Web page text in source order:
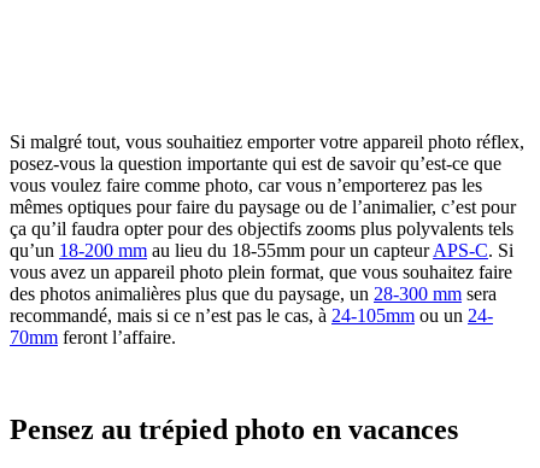
Si malgré tout, vous souhaitiez emporter votre appareil photo réflex,
posez-vous la question importante qui est de savoir qu’est-ce que
vous voulez faire comme photo, car vous n’emporterez pas les
mêmes optiques pour faire du paysage ou de l’animalier, c’est pour
ça qu’il faudra opter pour des objectifs zooms plus polyvalents tels
qu’un 18-200 mm au lieu du 18-55mm pour un capteurAPS-C. Si
vous avez un appareil photo plein format, que vous souhaitez faire
des photos animalières plus que du paysage, un 28-300 mm sera
recommandé, mais si ce n’est pas le cas, à 24-105mm ou un 24-
70mm feront l’affaire.
Pensez au trépied photo en vacances